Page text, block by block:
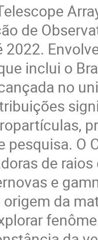
de
inclui o
no
pesquisa. O
de
e
da